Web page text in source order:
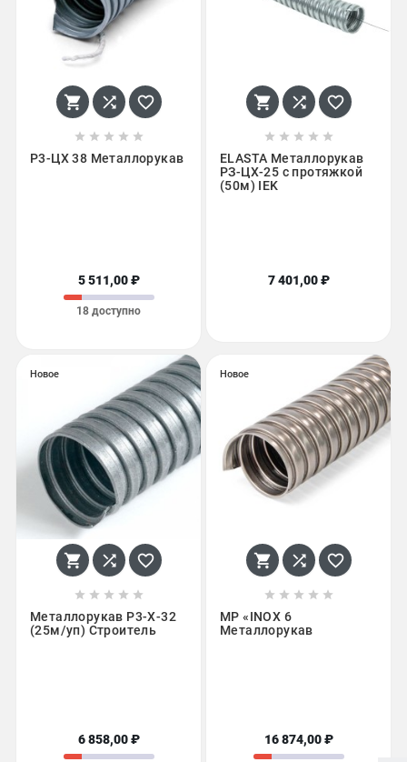
  
    
Р3-ЦХ 38 Металлорукав
5 511,00 ₽
18 доступно
  
    
ELASTA Металлорукав
РЗ-ЦХ-25 с протяжкой
(50м) IEK
7 401,00 ₽
Новое
  
    
Металлорукав Р3-Х-32
(25м/уп) Строитель
6 858,00 ₽
Новое
  
    
МР «INOX 6
Металлорукав
16 874,00 ₽